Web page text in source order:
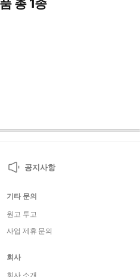
총 1종
공지사항
기타 문의
원고 투고
사업 제휴 문의
회사
회사 소개